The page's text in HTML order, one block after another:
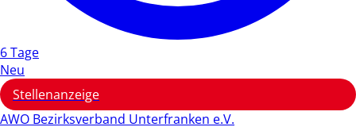
6 Tage
Neu
Stellenanzeige
AWO Bezirksverband Unterfranken e.V.